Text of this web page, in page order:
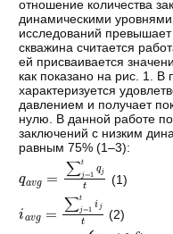
отношение количества
динамическими
исследований
скважина считается
ей присваивается
как показано на рис. 1. В
характеризуется
давлением и получает
нулю. В данной работе
заключений с низким
равным 75% (1–3):
∑j=1t qj (1)
ia ∑j=1t ijt (2)